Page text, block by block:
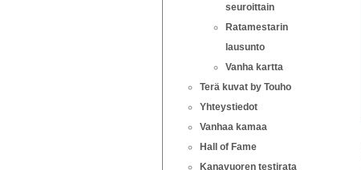
seuroittain
Ratamestarin
lausunto
Vanha kartta
Terä kuvat by Touho
Yhteystiedot
Vanhaa kamaa
Hall of Fame
Kanavuoren testirata